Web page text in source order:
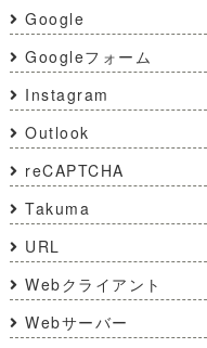
Google
Googleフォーム
Instagram
Outlook
reCAPTCHA
Takuma
URL
Webクライアント
Webサーバー